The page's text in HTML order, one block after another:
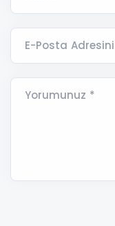
E-Posta
Yorumunuz *